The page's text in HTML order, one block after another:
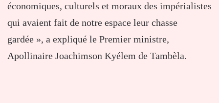
économiques, culturels et moraux des impérialistes
qui avaient fait de notre espace leur chasse
gardée », a expliqué le Premier ministre,
Apollinaire Joachimson Kyélem de Tambèla.